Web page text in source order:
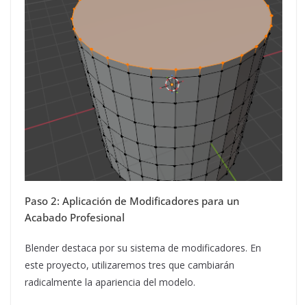
Paso 2: Aplicación de Modificadores para un
Acabado Profesional
Blender destaca por su sistema de modificadores. En
este proyecto, utilizaremos tres que cambiarán
radicalmente la apariencia del modelo.